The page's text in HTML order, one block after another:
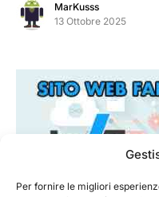
Per fornire le migliori
MarKusss
13 Ottobre 2025